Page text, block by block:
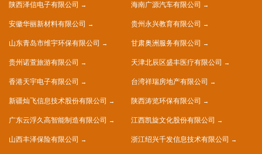
陕西泽信电子有限公司 海南广源汽车有限公司
安徽华丽新材料有限公司 贵州永兴教育有限公司
山东青岛市维宇环保有限公司 甘肃奥洲服务有限公司
贵州诺萱旅游有限公司 天津北辰区盛丰医疗有限公司
香港天宇电子有限公司 台湾祥瑞房地产有限公司
新疆灿飞信息技术股份有限公司 陕西涛览环保有限公司
广东云浮久高智能制造有限公司 江西凯旋文化股份有限公司
山西丰泽保险有限公司 浙江绍兴千发信息技术有限公司